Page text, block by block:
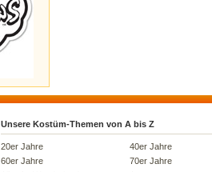
Unsere Kostüm-Themen von A bis Z
20er Jahre
40er Jahre
60er Jahre
70er Jahre